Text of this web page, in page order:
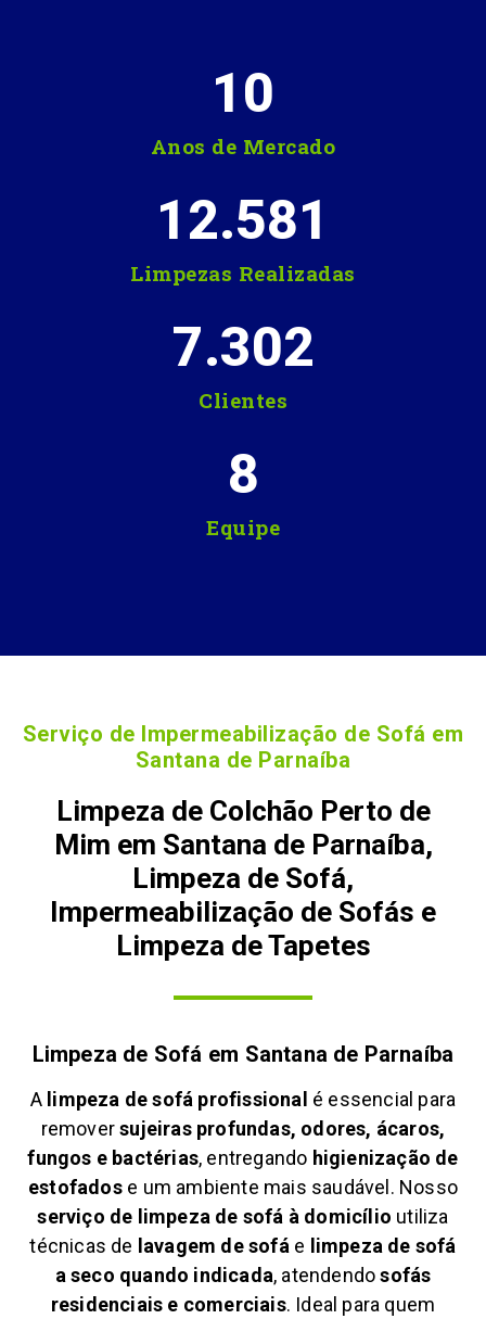
Anos de Mercado
10
Limpezas Realizadas
12.581
Clientes
7.302
Equipe
8
Serviço de Impermeabilização de Sofá em
Santana de Parnaíba
Limpeza de Colchão Perto de
Mim em Santana de Parnaíba,
Limpeza de Sofá,
Impermeabilização de Sofás e
Limpeza de Tapetes
Limpeza de Sofá em Santana de Parnaíba
A limpeza de sofá profissional é essencial para
removersujeiras profundas, odores, ácaros,
fungos e bactérias, entregando higienização de
estofadose um ambiente mais saudável. Nosso
serviço de limpeza de sofá à domicílio utiliza
técnicas de lavagem de sofá e limpeza de sofá
a seco quando indicada, atendendosofás
residenciais e comerciais. Ideal para quem